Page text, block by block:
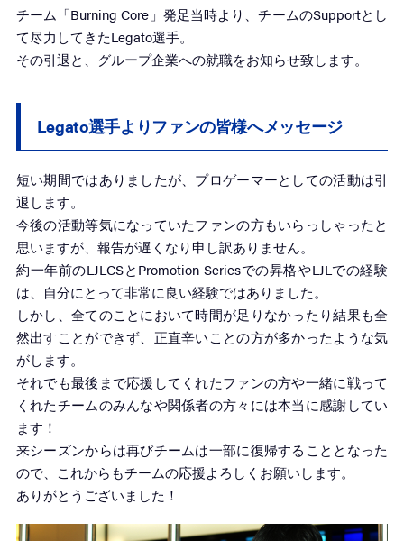
チーム「Burning Core」発足当時より、チームのSupportとし
て尽力してきたLegato選手。
その引退と、グループ企業への就職をお知らせ致します。
Legato選手よりファンの皆様へメッセージ
短い期間ではありましたが、プロゲーマーとしての活動は引
退します。
今後の活動等気になっていたファンの方もいらっしゃったと
思いますが、報告が遅くなり申し訳ありません。
約一年前のLJLCSとPromotion Seriesでの昇格やLJLでの経験
は、自分にとって非常に良い経験ではありました。
しかし、全てのことにおいて時間が足りなかったり結果も全
然出すことができず、正直辛いことの方が多かったような気
がします。
それでも最後まで応援してくれたファンの方や一緒に戦って
くれたチームのみんなや関係者の方々には本当に感謝してい
ます！
来シーズンからは再びチームは一部に復帰することとなった
ので、これからもチームの応援よろしくお願いします。
ありがとうございました！